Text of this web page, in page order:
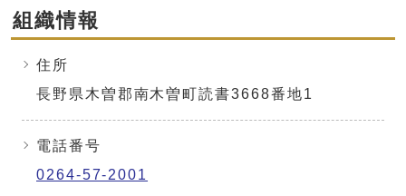
組織情報
住所
長野県木曽郡南木曽町読書3668番地1
電話番号
0264-57-2001